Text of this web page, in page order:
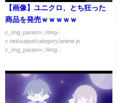
【画像】ユニクロ、とち狂った
商品を発売ｗｗｗｗｗ
c_img_param=; //img-
c.net/output/category/anime.js
c_img_param=; //img...